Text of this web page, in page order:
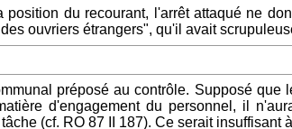
du recourant, l'arrêt attaqué ne
ouvriers étrangers", qu'il avait
préposé au contrôle. Supposé
d'engagement du personnel, il
(cf. RO 87 II 187). Ce serait